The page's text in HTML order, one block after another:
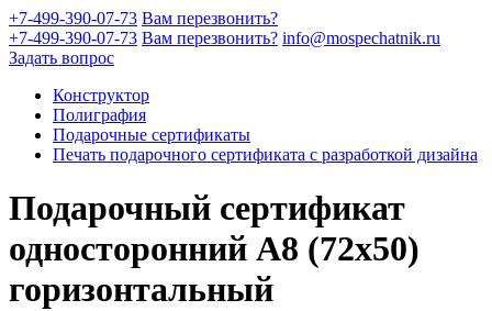
+7-499-390-07-73 Вам перезвонить?
+7-499-390-07-73 Вам перезвонить? info@mospechatnik.ru
Задать вопрос
Конструктор
Полиграфия
Подарочные сертификаты
Печать подарочного сертификата с разработкой дизайна
Подарочный сертификат
односторонний A8 (72x50)
горизонтальный